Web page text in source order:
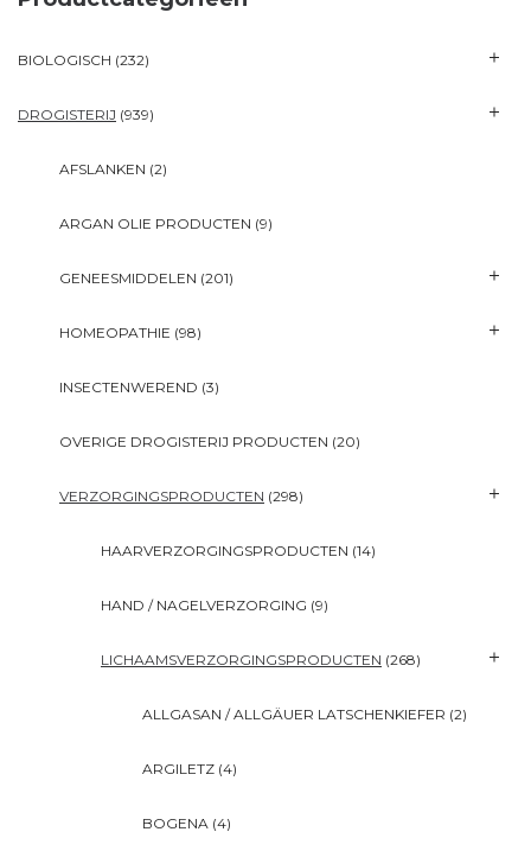
BIOLOGISCH (232)
DROGISTERIJ (939)
AFSLANKEN (2)
ARGAN OLIE PRODUCTEN (9)
GENEESMIDDELEN (201)
HOMEOPATHIE (98)
INSECTENWEREND (3)
OVERIGE DROGISTERIJ PRODUCTEN (20)
VERZORGINGSPRODUCTEN (298)
HAARVERZORGINGSPRODUCTEN (14)
HAND / NAGELVERZORGING (9)
LICHAAMSVERZORGINGSPRODUCTEN (268)
ALLGASAN / ALLGÄUER LATSCHENKIEFER (2)
ARGILETZ (4)
BOGENA (4)